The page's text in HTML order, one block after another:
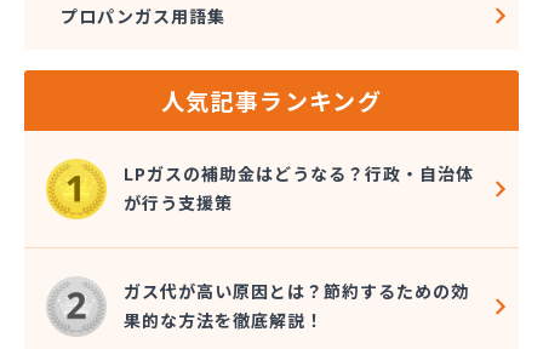
株式会社別井商店
関彰商事株式会社 真岡LPガスセンター
岩谷産業株式会社 宇都宮支店
鬼怒川プロパン
吉澤保全株式会社倉庫
橋本産業株式会社
近嵐商事有限会社
金子商事有限会社
桑原商店
郡司燃料店
慶野燃料店
プロパンガス用語集
人気記事ランキング
LPガスの補助金はどうなる？行政・自治体
が行う支援策
ガス代が高い原因とは？節約するための効
果的な方法を徹底解説！